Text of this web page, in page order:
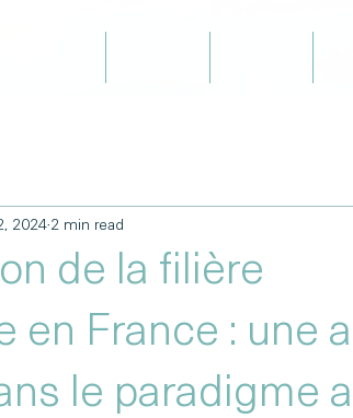
de la filière
en France : une
le paradigme
2024 2 min read